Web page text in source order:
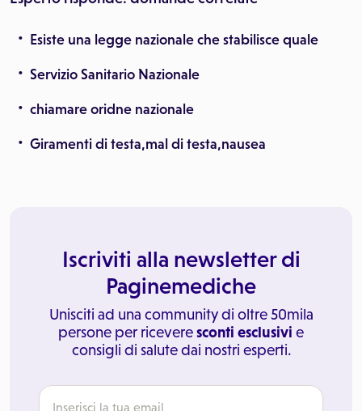
Esiste una legge nazionale che stabilisce quale
Servizio Sanitario Nazionale
chiamare oridne nazionale
Giramenti di testa,mal di testa,nausea
Iscriviti alla newsletter di
Paginemediche
Unisciti ad una community di oltre 50mila
persone per riceveresconti esclusivi e
consigli di salute dai nostri esperti.